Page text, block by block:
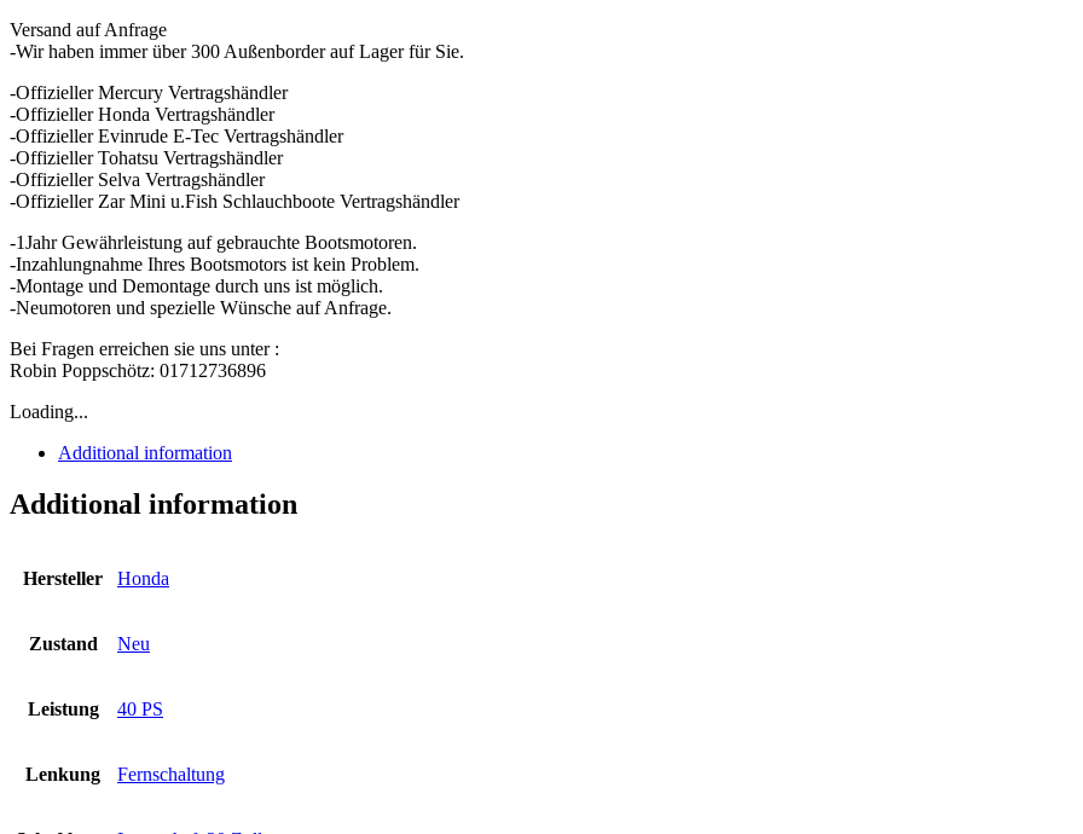
Versand auf Anfrage
-Wir haben immer über 300 Außenborder auf Lager für Sie.
-Offizieller Mercury Vertragshändler
-Offizieller Honda Vertragshändler
-Offizieller Evinrude E-Tec Vertragshändler
-Offizieller Tohatsu Vertragshändler
-Offizieller Selva Vertragshändler
-Offizieller Zar Mini u.Fish Schlauchboote Vertragshändler
-1Jahr Gewährleistung auf gebrauchte Bootsmotoren.
-Inzahlungnahme Ihres Bootsmotors ist kein Problem.
-Montage und Demontage durch uns ist möglich.
-Neumotoren und spezielle Wünsche auf Anfrage.
Bei Fragen erreichen sie uns unter :
Robin Poppschötz: 01712736896
Loading...
Additional information
Additional information
Hersteller Honda
Zustand Neu
Leistung 40 PS
Lenkung Fernschaltung